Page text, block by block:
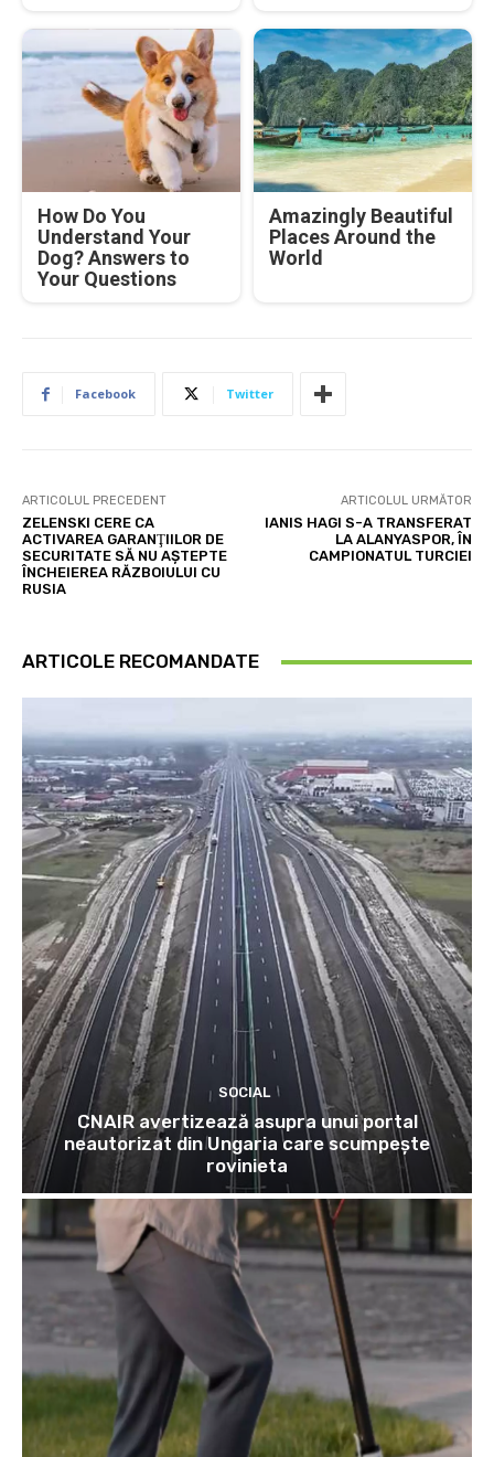
How Do You
Understand Your
Dog? Answers to
Your Questions
Amazingly Beautiful
Places Around the
World
Facebook Twitter
ARTICOLUL PRECEDENT
ZELENSKI CERE CA
ACTIVAREA GARANŢIILOR DE
SECURITATE SĂ NU AȘTEPTE
ÎNCHEIEREA RĂZBOIULUI CU
RUSIA
ARTICOLUL URMĂTOR
IANIS HAGI S-A TRANSFERAT
LA ALANYASPOR, ÎN
CAMPIONATUL TURCIEI
ARTICOLE RECOMANDATE
SOCIAL
CNAIR avertizează asupra unui portal
neautorizat din Ungaria care scumpește
rovinieta